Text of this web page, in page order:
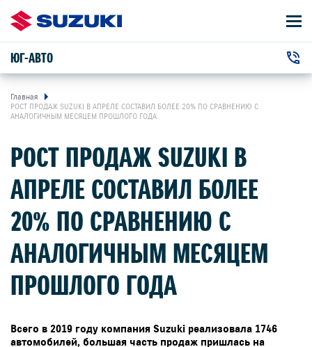
ЮГ-АВТО
г. Краснодар, Дзержинского улица, 102
АВТОМОБИЛИ
ВЛАДЕЛЬЦАМ
КОНТАКТЫ
НОВОСТИ
ЗАКАЗАТЬ ЗВОНОК
Главная
РОСТ ПРОДАЖ SUZUKI В АПРЕЛЕ СОСТАВИЛ БОЛЕЕ 20% ПО СРАВНЕНИЮ С
АНАЛОГИЧНЫМ МЕСЯЦЕМ ПРОШЛОГО ГОДА
РОСТ ПРОДАЖ SUZUKI В
АПРЕЛЕ СОСТАВИЛ БОЛЕЕ
20% ПО СРАВНЕНИЮ С
АНАЛОГИЧНЫМ МЕСЯЦЕМ
ПРОШЛОГО ГОДА
Всего в 2019 году компания Suzuki реализовала 1746
автомобилей, большая часть продаж пришлась на